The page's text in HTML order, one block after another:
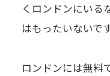
くロンドンにいる
はもったいないです
ロンドンには無料